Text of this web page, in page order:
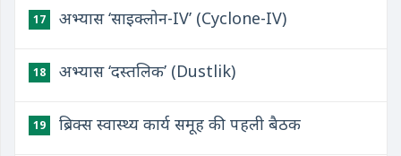
17 अभ्यास ‘साइक्लोन-IV’ (Cyclone-IV)
18 अभ्यास ‘दस्तलिक’ (Dustlik)
19 ब्रिक्स स्वास्थ्य कार्य समूह की पहली बैठक